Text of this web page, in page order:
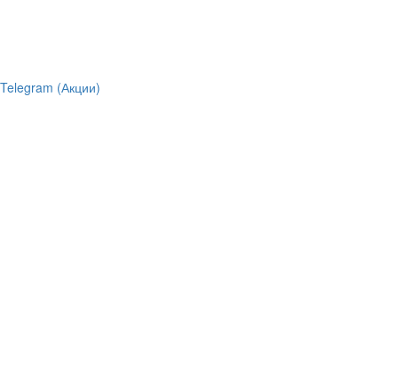
Telegram (Акции)